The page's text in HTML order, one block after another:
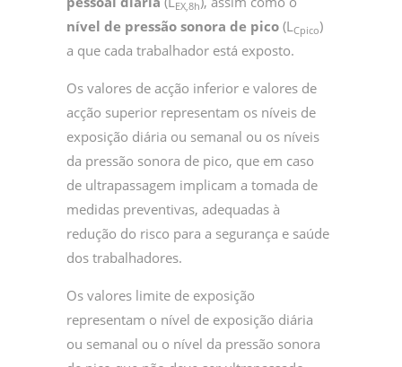
EX,8h
nível de pressão sonora de pico (LCpico)
a que cada trabalhador está exposto.
Os valores de acção inferior e valores de
acção superior representam os níveis de
exposição diária ou semanal ou os níveis
da pressão sonora de pico, que em caso
de ultrapassagem implicam a tomada de
medidas preventivas, adequadas à
redução do risco para a segurança e saúde
dos trabalhadores.
Os valores limite de exposição
representam o nível de exposição diária
ou semanal ou o nível da pressão sonora